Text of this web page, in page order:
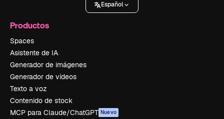
Español
Productos
Spaces
Asistente de IA
Generador de imágenes
Generador de vídeos
Texto a voz
Contenido de stock
MCP para Claude/ChatGPT Nuevo